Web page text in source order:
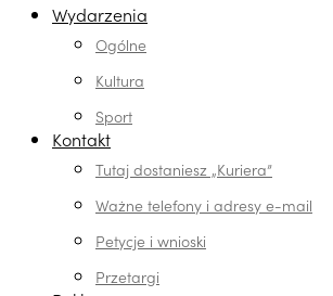
Wydarzenia
Ogólne
Kultura
Sport
Kontakt
Tutaj dostaniesz „Kuriera”
Ważne telefony i adresy e-mail
Petycje i wnioski
Przetargi